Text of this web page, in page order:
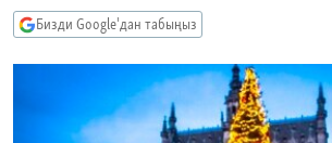
ЭЖЕ-СИҢДИЛЕР
Русский
ОНЛАЙН ШЕРИНЕ
Бизди Google'дан табыңыз